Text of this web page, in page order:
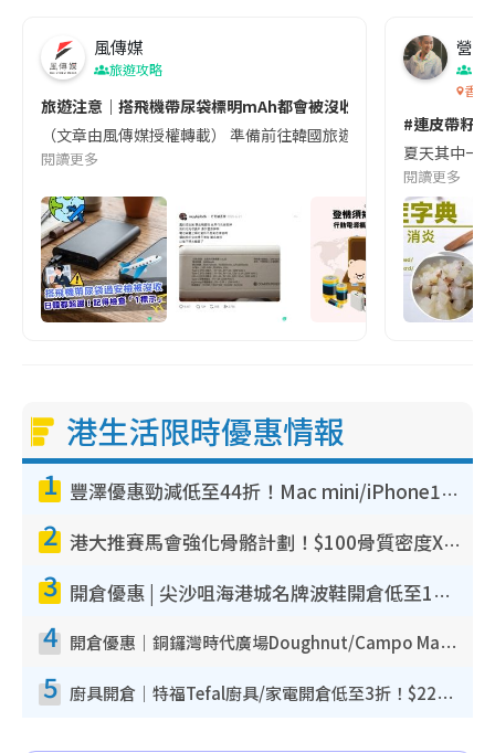
風傳媒
旅遊攻略
旅遊注意｜搭飛機帶尿袋標明mAh都會被沒收😱出發前切記檢查
（文章由風傳媒授權轉載） 準備前往韓國旅遊的民眾，近期要
閱讀更多
營養
香港
#連皮帶籽
夏天其中一
閱讀更多
港生活限時優惠情報
1 豐澤優惠勁減低至44折！Mac mini/iPhone17Pro大減價！廚房家電$220起
2 港大推賽馬會強化骨骼計劃！$100骨質密度X光檢查 完成免費運動訓練送超市禮券！附參加資格
3 開倉優惠 | 尖沙咀海港城名牌波鞋開倉低至1折！On鞋$899起／Joy&Peace鞋履$98起
4 開倉優惠｜銅鑼灣時代廣場Doughnut/Campo Marzio開倉低至1折！背囊、書包、手袋劈價$200起
5 廚具開倉｜特福Tefal廚具/家電開倉低至3折！$220起買平底鍋/炒鑊/湯煲！電飯煲/吸塵機/燙斗$418起